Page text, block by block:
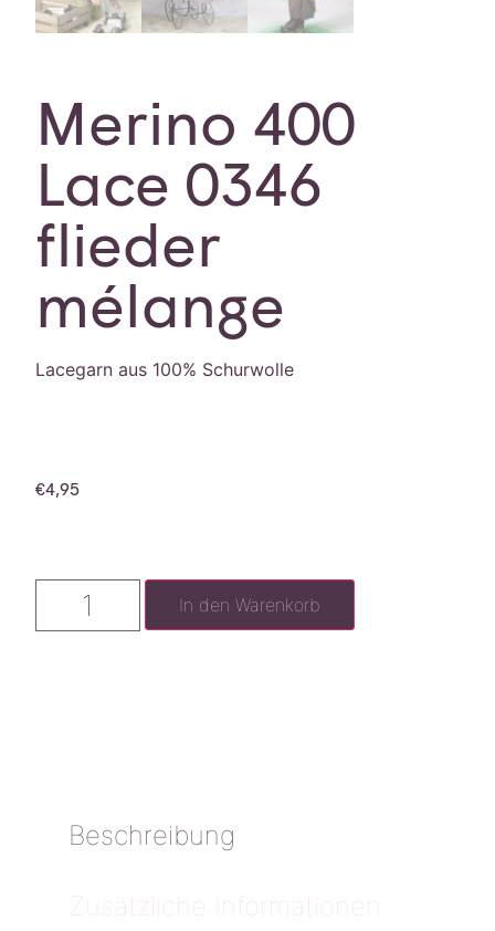
Merino 400
Lace 0346
flieder
mélange
Lacegarn aus 100% Schurwolle
€4,95
In den Warenkorb
Beschreibung
Zusätzliche Informationen